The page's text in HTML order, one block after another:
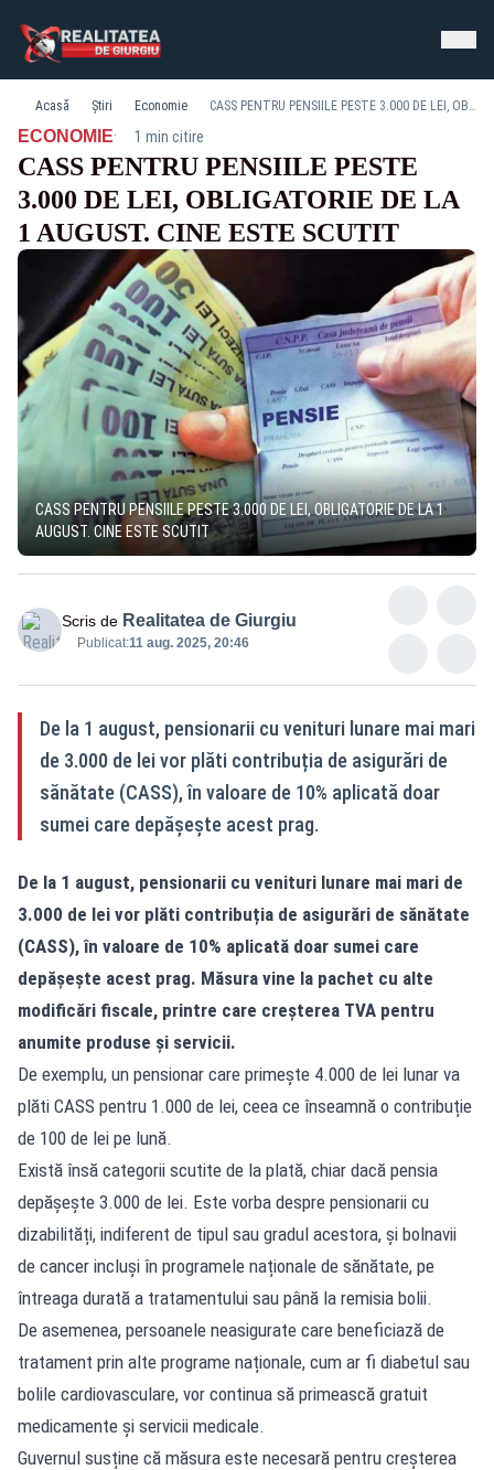
Acasă Știri Economie CASS PENTRU PENSIILE PESTE 3.000 DE LEI, OBLIGATORIE DE LA 1 AUGUST. CINE ESTE SCUTIT
ECONOMIE· 1 min citire
CASS PENTRU PENSIILE PESTE
3.000 DE LEI, OBLIGATORIE DE LA
1 AUGUST. CINE ESTE SCUTIT
CASS PENTRU PENSIILE PESTE 3.000 DE LEI, OBLIGATORIE DE LA 1
AUGUST. CINE ESTE SCUTIT
Scris de Realitatea de Giurgiu
Publicat:11 aug. 2025, 20:46
De la 1 august, pensionarii cu venituri lunare mai mari
de 3.000 de lei vor plăti contribuția de asigurări de
sănătate (CASS), în valoare de 10% aplicată doar
sumei care depășește acest prag.
De la 1 august, pensionarii cu venituri lunare mai mari de
3.000 de lei vor plăti contribuția de asigurări de sănătate
(CASS), în valoare de 10% aplicată doar sumei care
depășește acest prag. Măsura vine la pachet cu alte
modificări fiscale, printre care creșterea TVA pentru
anumite produse și servicii.
De exemplu, un pensionar care primește 4.000 de lei lunar va
plăti CASS pentru 1.000 de lei, ceea ce înseamnă o contribuție
de 100 de lei pe lună.
Există însă categorii scutite de la plată, chiar dacă pensia
depășește 3.000 de lei. Este vorba despre pensionarii cu
dizabilități, indiferent de tipul sau gradul acestora, și bolnavii
de cancer incluși în programele naționale de sănătate, pe
întreaga durată a tratamentului sau până la remisia bolii.
De asemenea, persoanele neasigurate care beneficiază de
tratament prin alte programe naționale, cum ar fi diabetul sau
bolile cardiovasculare, vor continua să primească gratuit
medicamente și servicii medicale.
Guvernul susține că măsura este necesară pentru creșterea